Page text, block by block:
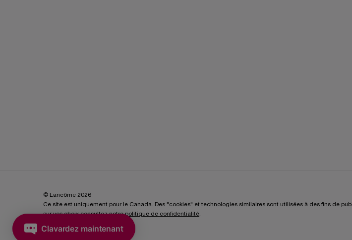
© Lancôme 2026
Ce site est uniquement pour le Canada. Des "cookies" et technologies similaires sont utilisées à des fins de
sur vos choix consultez notrepolitique de confidentialité